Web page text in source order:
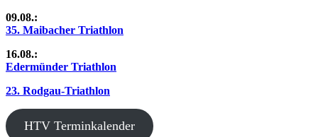
09.08.:
35. Maibacher Triathlon
16.08.:
Edermünder Triathlon
23. Rodgau-Triathlon
HTV Terminkalender